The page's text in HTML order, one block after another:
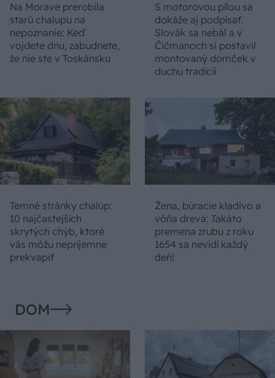
Na Morave prerobila
starú chalupu na
nepoznanie: Keď
vojdete dnu, zabudnete,
že nie ste v Toskánsku
S motorovou pílou sa
dokáže aj podpísať.
Slovák sa nebál a v
Čičmanoch si postavil
montovaný domček v
duchu tradícií
Temné stránky chalúp:
10 najčastejších
skrytých chýb, ktoré
vás môžu nepríjemne
prekvapiť
Žena, búracie kladivo a
vôňa dreva: Takáto
premena zrubu z roku
1654 sa nevidí každý
deň!
DOM